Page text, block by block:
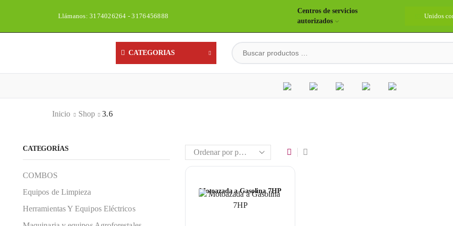
Llámanos: 3174026264 - 3176456888
Centros de servicios
autorizados
Unidos
CATEGORIAS
Inicio Shop 3.6
Motoazada a Gasolina 7HP
CATEGORÍAS
COMBOS
Equipos de Limpieza
Herramientas Y Equipos Eléctricos